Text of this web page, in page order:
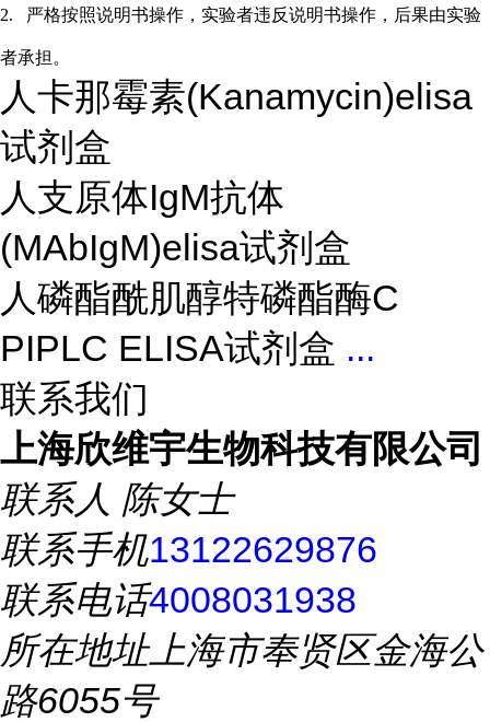
2. 严格按照说明书操作，实验者违反说明书操作，后果由实验
者承担。
人卡那霉素(Kanamycin)elisa
试剂盒
人支原体IgM抗体
(MAbIgM)elisa试剂盒
人磷酯酰肌醇特磷酯酶C
PIPLC ELISA试剂盒 ...
联系我们
上海欣维宇生物科技有限公司
联系人 陈女士
联系手机13122629876
联系电话4008031938
所在地址上海市奉贤区金海公
路6055号